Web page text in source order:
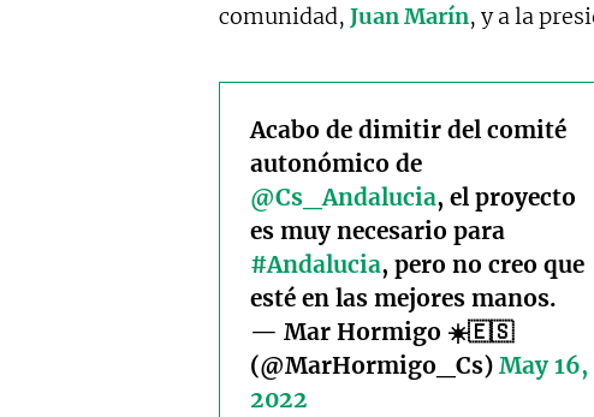
comunidad, Juan Marín, y a la
Acabo de dimitir del comité
autonómico de
@Cs_Andalucia, el proyecto
es muy necesario para
#Andalucia, pero no creo que
esté en las mejores manos.
— Mar Hormigo ☀️🇪🇸
(@MarHormigo_Cs) May 16,
2022